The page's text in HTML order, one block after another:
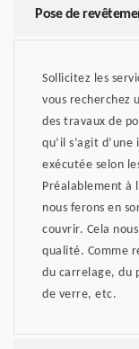
Pose de
Sollicitez les
vous recherchez
des travaux de
qu’il s’agit
exécutée selon
Préalablement à
nous ferons en
couvrir. Cela
qualité. Comme
du carrelage, du
de verre, etc.